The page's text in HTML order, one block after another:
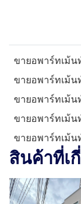
ขายอพาร์ทเม้น
ขายอพาร์ทเม้
ขายอพาร์ทเม้
ขายอพาร์ทเม้
ขายอพาร์ทเม้น
สินค้าที่เ